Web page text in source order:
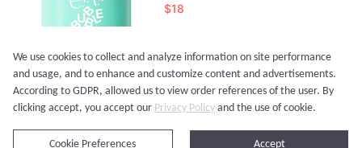
$18
加载更多...
We use cookies to collect and analyze information on site performance
and usage, and to enhance and customize content and advertisements.
According to GDPR, allowed us to view order references of the user. By
clicking accept, you accept our Privacy Policy and the use of cookie.
Accept
Cookie Preferences